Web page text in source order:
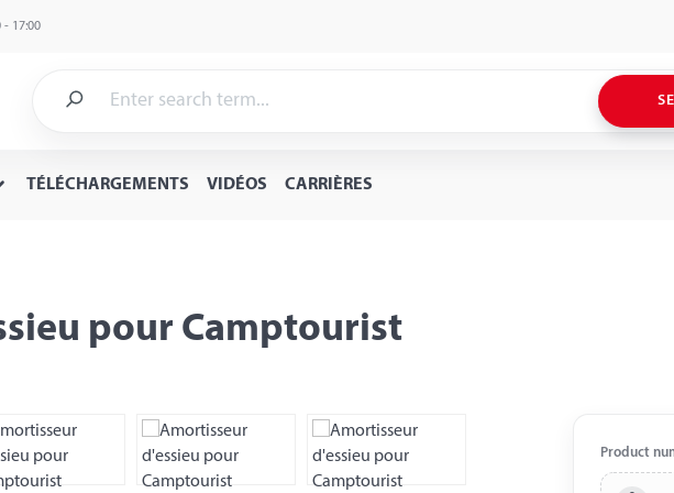
- 17:00
TÉLÉCHARGEMENTS VIDÉOS CARRIÈRES
pour Camptourist
Product